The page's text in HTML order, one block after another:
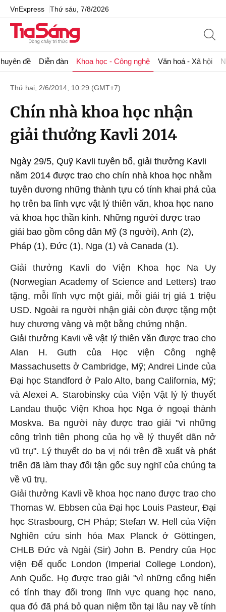
VnExpress Thứ sáu, 7/8/2026
đề Diễn đàn Khoa học - Công nghệ Văn hoá - Xã hội
Thứ hai, 2/6/2014, 10:29 (GMT+7)
Chín nhà khoa học nhận
giải thưởng Kavli 2014
Ngày 29/5, Quỹ Kavli tuyên bố, giải thưởng Kavli
năm 2014 được trao cho chín nhà khoa học nhằm
tuyên dương những thành tựu có tính khai phá của
họ trên ba lĩnh vực vật lý thiên văn, khoa học nano
và khoa học thần kinh. Những người được trao
giải bao gồm công dân Mỹ (3 người), Anh (2),
Pháp (1), Đức (1), Nga (1) và Canada (1).
Giải thưởng Kavli do Viện Khoa học Na Uy
(Norwegian Academy of Science and Letters) trao
tặng, mỗi lĩnh vực một giải, mỗi giải trị giá 1 triệu
USD. Ngoài ra người nhận giải còn được tặng một
huy chương vàng và một bằng chứng nhận.
Giải thưởng Kavli về vật lý thiên văn được trao cho
Alan H. Guth của Học viện Công nghệ
Massachusetts ở Cambridge, Mỹ; Andrei Linde của
Đại học Standford ở Palo Alto, bang California, Mỹ;
và Alexei A. Starobinsky của Viện Vật lý lý thuyết
Landau thuộc Viện Khoa học Nga ở ngoại thành
Moskva. Ba người này được trao giải "vì những
công trình tiên phong của họ về lý thuyết dãn nở
vũ trụ". Lý thuyết do ba vị nói trên đề xuất và phát
triển đã làm thay đổi tận gốc suy nghĩ của chúng ta
về vũ trụ.
Giải thưởng Kavli về khoa học nano được trao cho
Thomas W. Ebbsen của Đại học Louis Pasteur, Đại
học Strasbourg, CH Pháp; Stefan W. Hell của Viện
Nghiên cứu sinh hóa Max Planck ở Göttingen,
CHLB Đức và Ngài (Sir) John B. Pendry của Học
viện Đế quốc London (Imperial College London),
Anh Quốc. Họ được trao giải "vì những cống hiến
có tính thay đổi trong lĩnh vực quang học nano,
qua đó đã phá bỏ quan niệm tồn tại lâu nay về tính